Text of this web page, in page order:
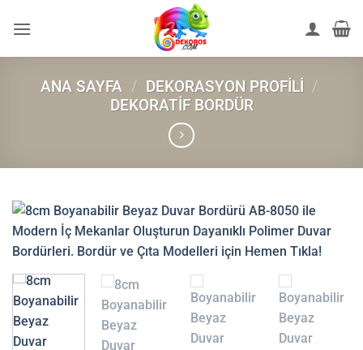
atla
ANA SAYFA / DEKORASYON PROFILI /
DEKORATIF BORDÜR